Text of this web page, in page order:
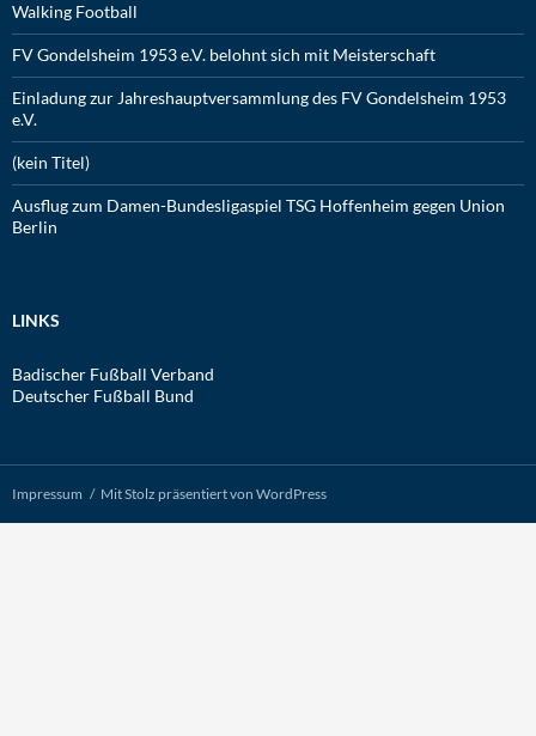
Walking Football
FV Gondelsheim 1953 e.V. belohnt sich mit Meisterschaft
Einladung zur Jahreshauptversammlung des FV Gondelsheim 1953
e.V.
(kein Titel)
Ausflug zum Damen-Bundesligaspiel TSG Hoffenheim gegen Union
Berlin
LINKS
Badischer Fußball Verband
Deutscher Fußball Bund
Impressum Mit Stolz präsentiert von WordPress